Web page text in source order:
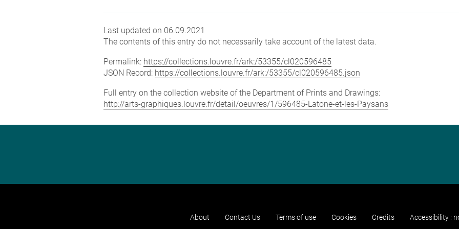
Last updated on 06.09.2021
The contents of this entry do not necessarily take account of the latest data.
Permalink: https://collections.louvre.fr/ark:/53355/cl020596485
JSON Record: https://collections.louvre.fr/ark:/53355/cl020596485.json
Full entry on the collection website of the Department of Prints and Drawings:
http://arts-graphiques.louvre.fr/detail/oeuvres/1/596485-Latone-et-les-Paysans
About Contact Us Terms of use Cookies Credits Accessibility :